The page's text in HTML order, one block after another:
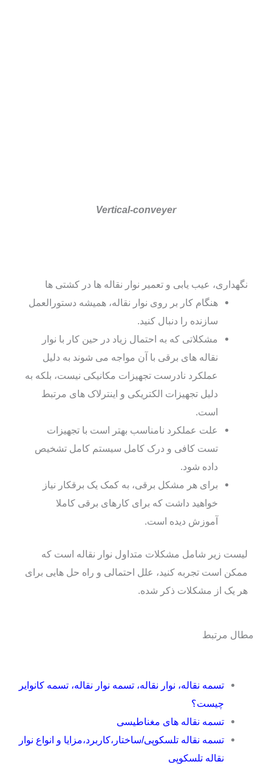
Vertical-conveyer
نگهداری، عیب یابی و تعمیر نوار نقاله ها در کشتی ها
هنگام کار بر روی نوار نقاله، همیشه دستورالعمل
سازنده را دنبال کنید.
مشکلاتی که به احتمال زیاد در حین کار با نوار
نقاله های برقی با آن مواجه می شوند به دلیل
عملکرد نادرست تجهیزات مکانیکی نیست، بلکه به
دلیل تجهیزات الکتریکی و اینترلاک های مرتبط
است.
علت عملکرد نامناسب بهتر است با تجهیزات
تست کافی و درک کامل سیستم کامل تشخیص
داده شود.
برای هر مشکل برقی، به کمک یک برقکار نیاز
خواهید داشت که برای کارهای برقی کاملا
آموزش دیده است.
لیست زیر شامل مشکلات متداول نوار نقاله است که
ممکن است تجربه کنید، علل احتمالی و راه حل هایی برای
هر یک از مشکلات ذکر شده.
مطال مرتبط
تسمه نقاله، نوار نقاله، تسمه نوار نقاله، تسمه کانوایر
چیست؟
تسمه نقاله های مغناطیسی
تسمه نقاله تلسکوپی/ساختار،کاربرد،مزایا و انواع نوار
نقاله تلسکوپی